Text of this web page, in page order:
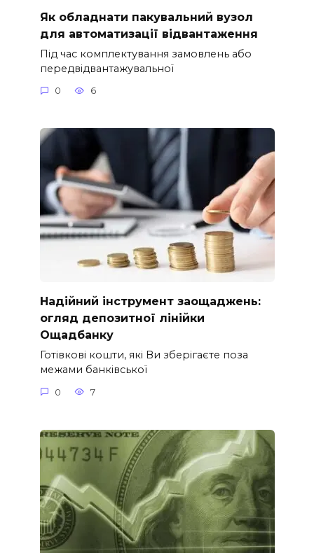
Як обладнати пакувальний вузол
для автоматизації відвантаження
Під час комплектування замовлень або
передвідвантажувальної
0 6
Надійний інструмент заощаджень:
огляд депозитної лінійки
Ощадбанку
Готівкові кошти, які Ви зберігаєте поза
межами банківської
0 7